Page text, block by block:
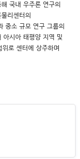
국내 우주론 연구의
리센터의
중소 규모 연구 그룹의
아시아 태평양 지역 및
로 센터에 상주하며